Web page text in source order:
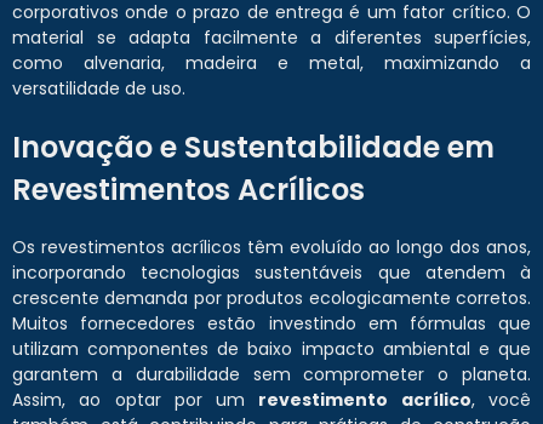
corporativos onde o prazo de entrega é um fator crítico. O
material se adapta facilmente a diferentes superfícies,
como alvenaria, madeira e metal, maximizando a
versatilidade de uso.
Inovação e Sustentabilidade em
Revestimentos Acrílicos
Os revestimentos acrílicos têm evoluído ao longo dos anos,
incorporando tecnologias sustentáveis que atendem à
crescente demanda por produtos ecologicamente corretos.
Muitos fornecedores estão investindo em fórmulas que
utilizam componentes de baixo impacto ambiental e que
garantem a durabilidade sem comprometer o planeta.
Assim, ao optar por um revestimento acrílico, você